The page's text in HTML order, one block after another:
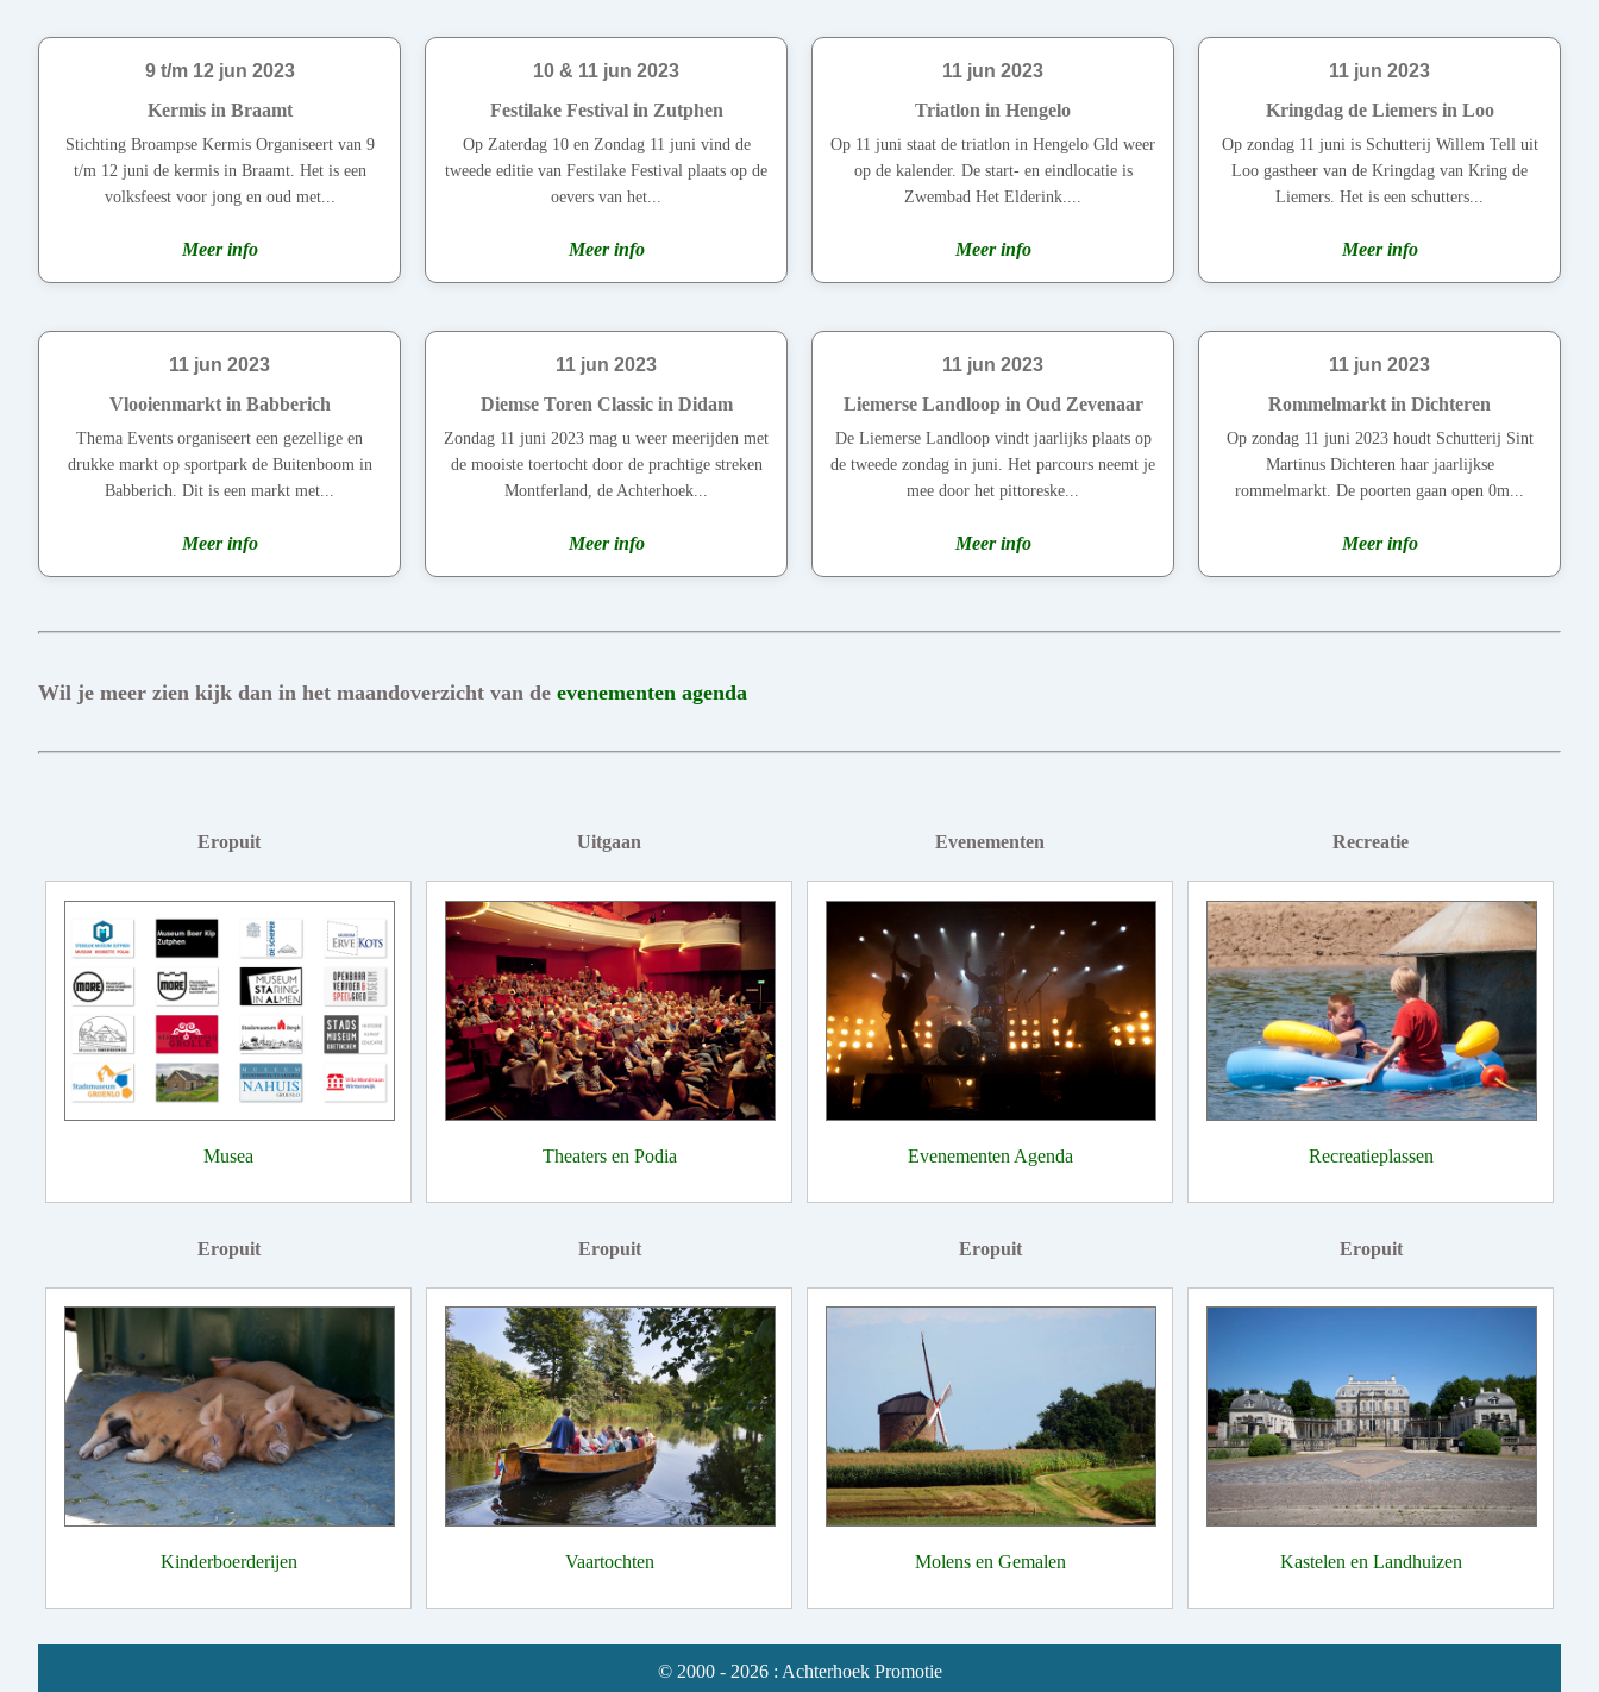
9 t/m 12 jun 2023
Kermis in Braamt
Stichting Broampse Kermis Organiseert van 9
t/m 12 juni de kermis in Braamt. Het is een
volksfeest voor jong en oud met...
Meer info
10 & 11 jun 2023
Festilake Festival in Zutphen
Op Zaterdag 10 en Zondag 11 juni vind de
tweede editie van Festilake Festival plaats op de
oevers van het...
Meer info
11 jun 2023
Triatlon in Hengelo
Op 11 juni staat de triatlon in Hengelo Gld weer
op de kalender. De start- en eindlocatie is
Zwembad Het Elderink....
Meer info
11 jun 2023
Kringdag de Liemers in Loo
Op zondag 11 juni is Schutterij Willem Tell uit
Loo gastheer van de Kringdag van Kring de
Liemers. Het is een schutters...
Meer info
11 jun 2023
Vlooienmarkt in Babberich
Thema Events organiseert een gezellige en
drukke markt op sportpark de Buitenboom in
Babberich. Dit is een markt met...
Meer info
11 jun 2023
Diemse Toren Classic in Didam
Zondag 11 juni 2023 mag u weer meerijden met
de mooiste toertocht door de prachtige streken
Montferland, de Achterhoek...
Meer info
11 jun 2023
Liemerse Landloop in Oud Zevenaar
De Liemerse Landloop vindt jaarlijks plaats op
de tweede zondag in juni. Het parcours neemt je
mee door het pittoreske...
Meer info
11 jun 2023
Rommelmarkt in Dichteren
Op zondag 11 juni 2023 houdt Schutterij Sint
Martinus Dichteren haar jaarlijkse
rommelmarkt. De poorten gaan open 0m...
Meer info
Wil je meer zien kijk dan in het maandoverzicht van de evenementen agenda
Eropuit
Musea
Uitgaan
Theaters en Podia
Evenementen
Evenementen Agenda
Recreatie
Recreatieplassen
Eropuit
Kinderboerderijen
Eropuit
Vaartochten
Eropuit
Molens en Gemalen
Eropuit
Kastelen en Landhuizen
© 2000 - 2026 : Achterhoek Promotie